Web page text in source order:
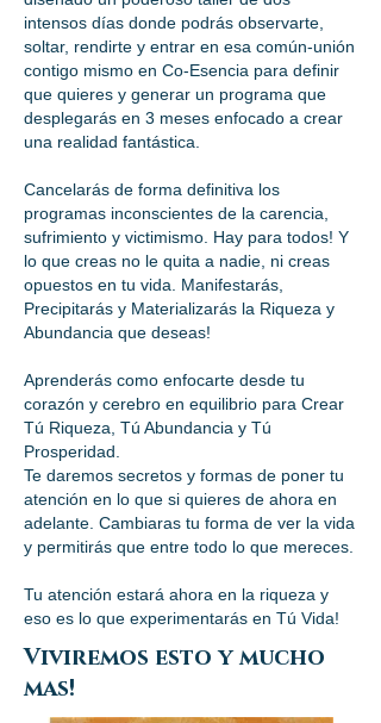
intensos días donde podrás observarte,
soltar, rendirte y entrar en esa común-unión
contigo mismo en Co-Esencia para definir
que quieres y generar un programa que
desplegarás en 3 meses enfocado a crear
una realidad fantástica.
Cancelarás de forma definitiva los
programas inconscientes de la carencia,
sufrimiento y victimismo. Hay para todos! Y
lo que creas no le quita a nadie, ni creas
opuestos en tu vida. Manifestarás,
Precipitarás y Materializarás la Riqueza y
Abundancia que deseas!
Aprenderás como enfocarte desde tu
corazón y cerebro en equilibrio para Crear
Tú Riqueza, Tú Abundancia y Tú
Prosperidad.
Te daremos secretos y formas de poner tu
atención en lo que si quieres de ahora en
adelante. Cambiaras tu forma de ver la vida
y permitirás que entre todo lo que mereces.
Tu atención estará ahora en la riqueza y
eso es lo que experimentarás en Tú Vida!
Viviremos esto y mucho
mas!